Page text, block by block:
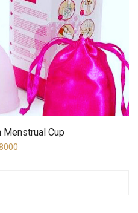
Menstrual Cup